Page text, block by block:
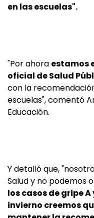
en las escuelas".
"Por ahora estamos
oficial de Salud
con la
escuelas", comentó
Educación.
Y detalló que,
Salud y no podemos
los casos de gripe
invierno creemos